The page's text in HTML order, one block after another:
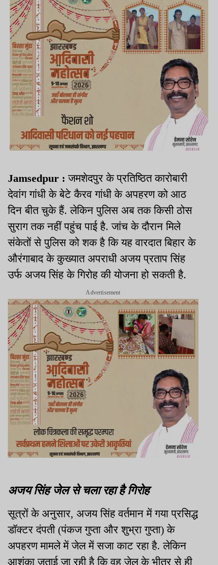
Jamsedpur :जमशेदपुर के प्रतिष्ठित कारोबारी
देवांग गांधी के बेटे कैरव गांधी के अपहरण को आठ
दिन बीत चुके हैं. लेकिन पुलिस अब तक किसी ठोस
सुराग तक नहीं पहुंच पाई है. जांच के दौरान मिले
संकेतों से पुलिस को शक है कि यह वारदात बिहार के
औरंगाबाद के कुख्यात अपराधी अजय प्रताप सिंह
उर्फ अजय सिंह के गिरोह की योजना हो सकती है.
Advertisement
अजय सिंह जेल से चला रहा है गिरोह
सूत्रों के अनुसार, अजय सिंह वर्तमान में गया प्रसिद्ध
डॉक्टर दंपती (पंकज गुप्ता और शुभ्रा गुप्ता) के
अपहरण मामले में जेल में सजा काट रहा है. लेकिन
आशंका जताई जा रही है कि वह जेल के भीतर से ही